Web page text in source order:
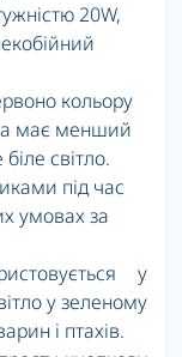
20W,
кольору
має менший
світло.
під час
умовах за
у
у зеленому
і птахів.